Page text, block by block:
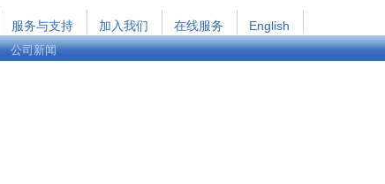
服务与支持 加入我们 在线服务 English
公司新闻